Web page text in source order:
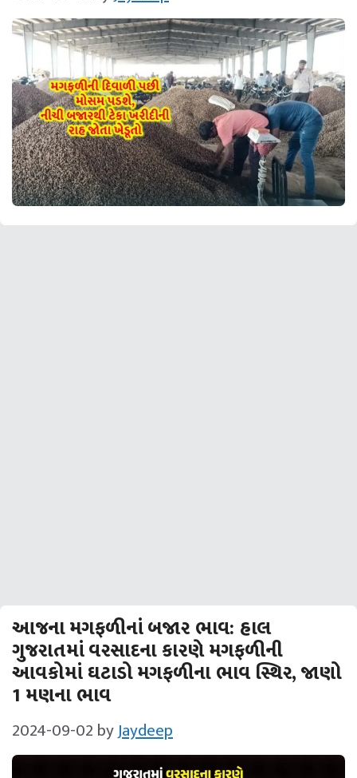
આજના મગફળીનાં બજાર ભાવ: હાલ
ગુજરાતમાં વરસાદના કારણે મગફળીની
આવકોમાં ઘટાડો મગફળીના ભાવ સ્થિર, જાણો
1 મણના ભાવ
2024-09-02 byJaydeep